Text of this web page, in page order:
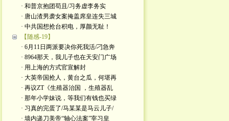
· 和普京抱团苟且/习务虚李务实
· 唐山渣男袭女案掩盖席皇连失三城
· 中共国想抢台积电，厚颜无耻！
【随感-19】
· 6月11日两派要决你死我活/刁急奔
· 8964那天，我儿子也在天安门广场
· 用上海的方式官宣解封
· 大英帝国抢人，黄台之瓜，何堪再
· 再议ZT《生殖器治国 ，生殖器乱
· 那年小学妹说，等我们有钱也买绿
· 习真的完蛋了/马某某是马云儿子/
· 墙内递刀美帝“轴心法案”宰习皇